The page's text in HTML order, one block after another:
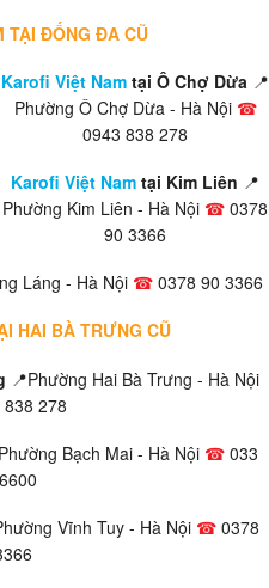
TẠI ĐỐNG ĐA CŨ
Karofi Việt Nam tại Ô Chợ Dừa 📍
Phường Ô Chợ Dừa - Hà Nội ☎
0943 838 278
Karofi Việt Nam tại Kim Liên 📍
Phường Kim Liên - Hà Nội ☎ 0378
90 3366
Láng - Hà Nội ☎ 0378 90 3366
HAI BÀ TRƯNG CŨ
📍Phường Hai Bà Trưng - Hà Nội
278
Bạch Mai - Hà Nội ☎033
Vĩnh Tuy - Hà Nội ☎0378